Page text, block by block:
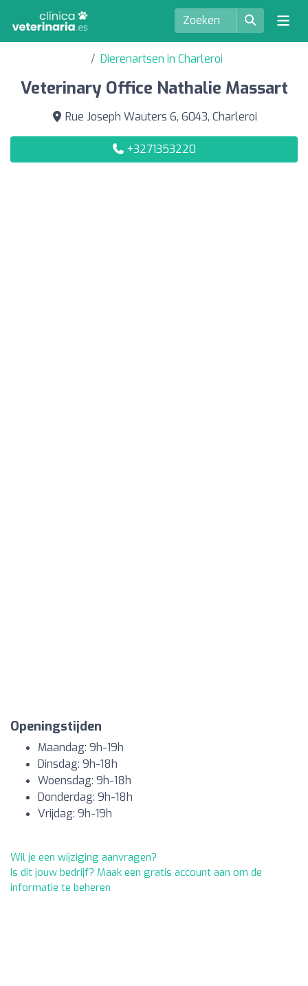
Dierenartsen in Charleroi
Veterinary Office Nathalie Massart
Rue Joseph Wauters 6, 6043, Charleroi
+3271353220
Openingstijden
Maandag: 9h-19h
Dinsdag: 9h-18h
Woensdag: 9h-18h
Donderdag: 9h-18h
Vrijdag: 9h-19h
Wil je een wijziging aanvragen?
Is dit jouw bedrijf? Maak een gratis account aan om de
informatie te beheren